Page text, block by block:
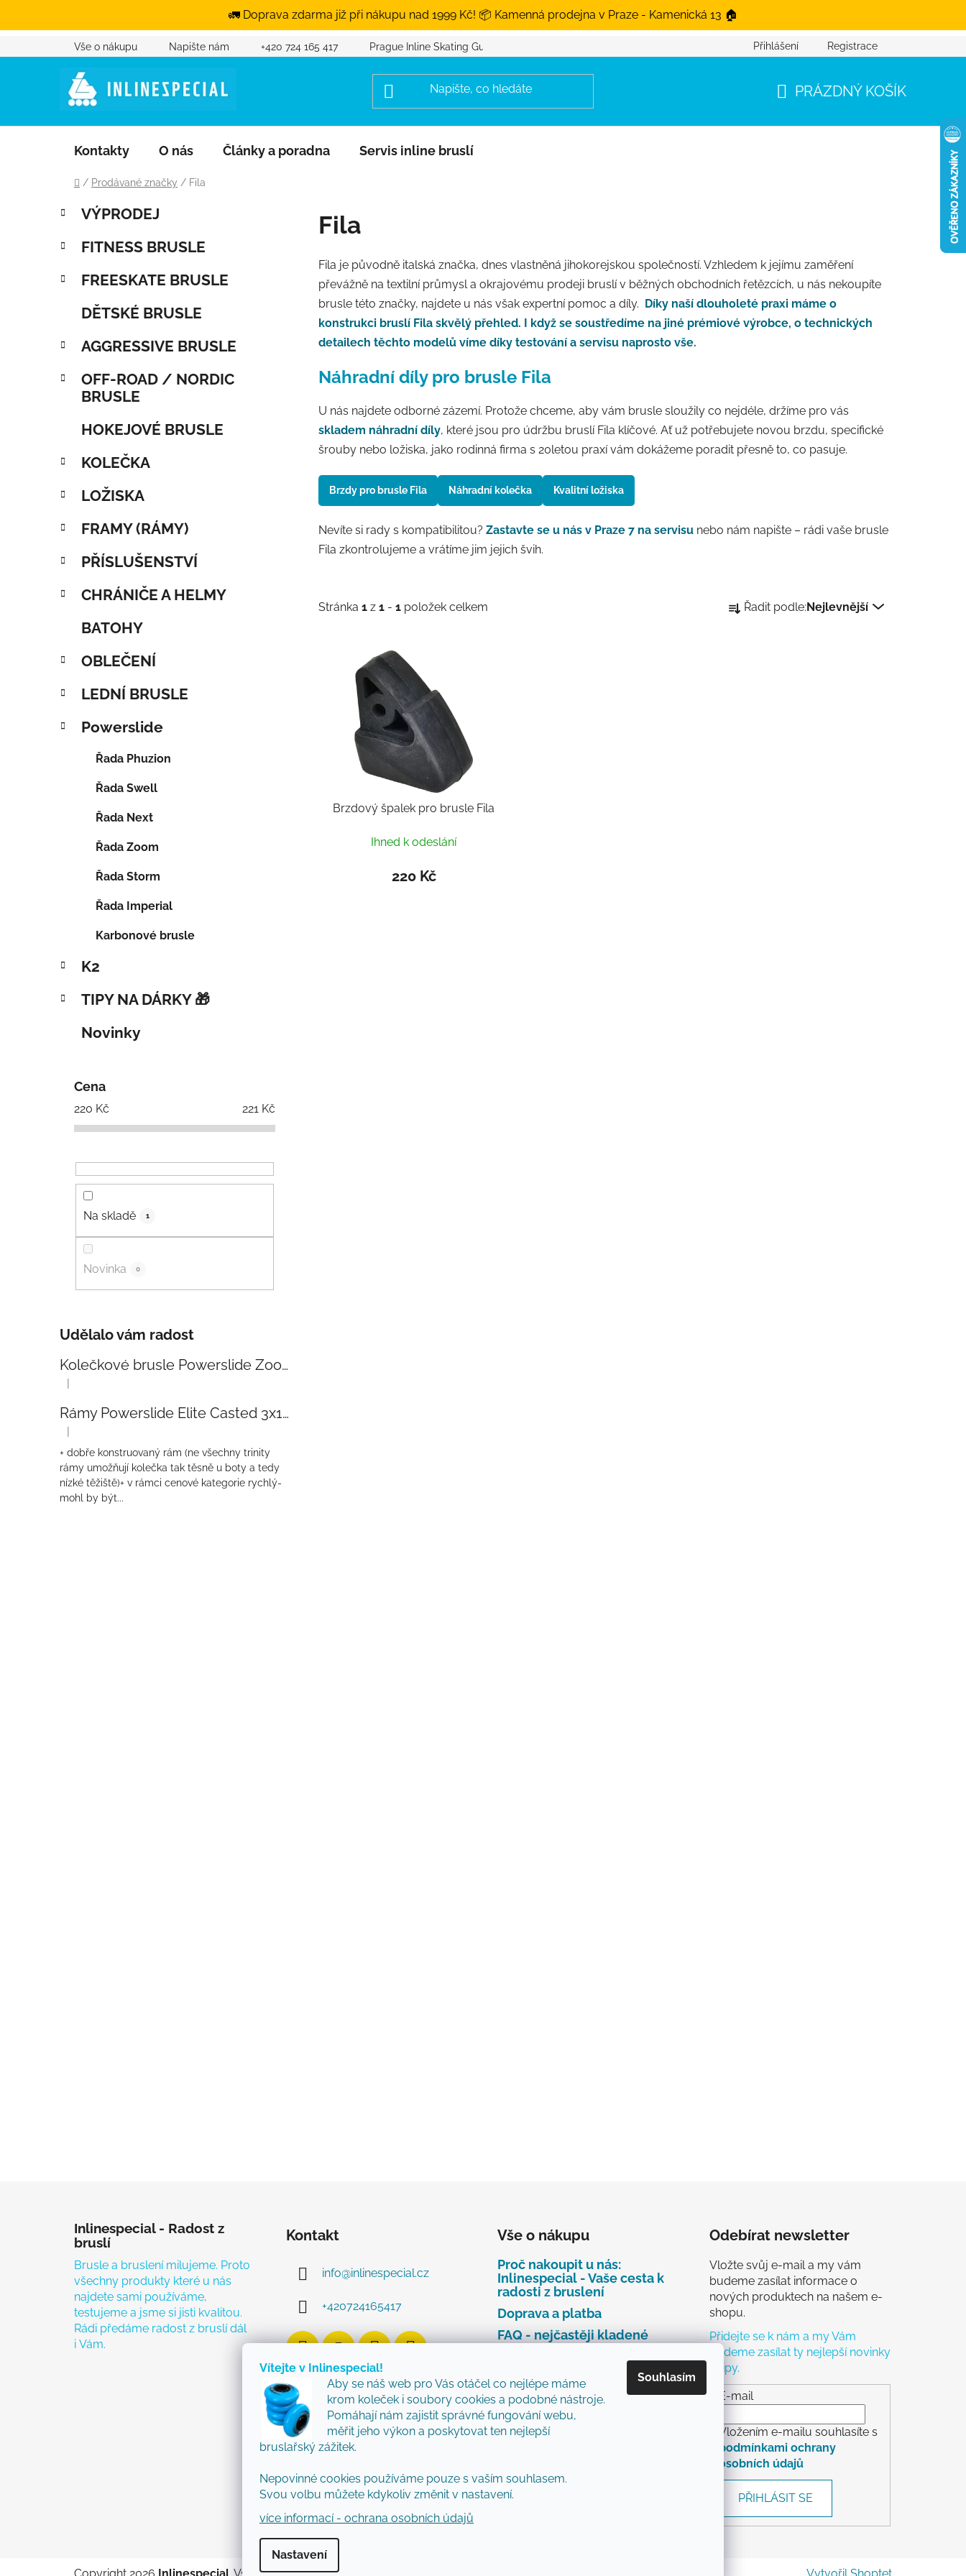
🚛 Doprava zdarma již při nákupu nad 1999 Kč! 📦 Kamenná prodejna v Praze - Kamenická 13 🏠
Vítejte v Inlinespecial!
Aby se náš web pro Vás otáčel co nejlépe máme
krom koleček i soubory cookies a podobné nástroje.
Pomáhají nám zajistit správné fungování webu,
měřit jeho výkon a poskytovat ten nejlepší
bruslařský zážitek.
Nepovinné cookies používáme pouze s vaším souhlasem.
Svou volbu můžete kdykoliv změnit v nastavení.
více informací - ochrana osobních údajů
Nastavení
Souhlasím
Přejít na obsah
Vše o nákupu Napište nám +420 724 165 417 Prague Inline Skating Guide Přihlášení Registrace
PRÁZDNÝ KOŠÍK
Kontakty O nás Články a poradna Servis inline bruslí
Domů
/ Prodávané značky / Fila
Postranní panel
Přeskočit kategorie
Kategorie
VÝPRODEJ
FITNESS BRUSLE
FREESKATE BRUSLE
DĚTSKÉ BRUSLE
AGGRESSIVE BRUSLE
OFF-ROAD / NORDIC
BRUSLE
HOKEJOVÉ BRUSLE
KOLEČKA
LOŽISKA
FRAMY (RÁMY)
PŘÍSLUŠENSTVÍ
CHRÁNIČE A HELMY
BATOHY
OBLEČENÍ
LEDNÍ BRUSLE
Powerslide
Řada Phuzion
Řada Swell
Řada Next
Řada Zoom
Řada Storm
Řada Imperial
Karbonové brusle
K2
TIPY NA DÁRKY 🎁
Novinky
Cena
220 Kč 221 Kč
Na skladě 1
Novinka 0
Udělalo vám radost
Kolečkové brusle Powerslide Zoom Baby Blue 80
Hodnocení produktu je 5 z 5 hvězdiček.
|
Rámy Powerslide Elite Casted 3x110 Trinity 270mm
Hodnocení produktu je 4 z 5 hvězdiček.
|
+ dobře konstruovaný rám (ne všechny trinity
rámy umožňují kolečka tak těsně u boty a tedy
nízké těžiště)+ v rámci cenové kategorie rychlý-
mohl by být...
Fila
Fila je původně italská značka, dnes vlastněná jihokorejskou společností. Vzhledem k jejímu zaměření
převážně na textilní průmysl a okrajovému prodeji bruslí v běžných obchodních řetězcích, u nás nekoupíte
brusle této značky, najdete u nás však expertní pomoc a díly. Díky naší dlouholeté praxi máme o
konstrukci bruslí Fila skvělý přehled. I když se soustředíme na jiné prémiové výrobce, o technických
detailech těchto modelů víme díky testování a servisu naprosto vše.
Náhradní díly pro brusle Fila
U nás najdete odborné zázemí. Protože chceme, aby vám brusle sloužily co nejdéle, držíme pro vás
skladem náhradní díly, které jsou pro údržbu bruslí Fila klíčové. Ať už potřebujete novou brzdu, specifické
šrouby nebo ložiska, jako rodinná firma s 20letou praxí vám dokážeme poradit přesně to, co pasuje.
Brzdy pro brusle Fila Náhradní kolečka Kvalitní ložiska
Nevíte si rady s kompatibilitou? Zastavte se u nás v Praze 7 na servisu nebo nám napište – rádi vaše brusle
Fila zkontrolujeme a vrátíme jim jejich švih.
Stránka 1 z 1 - 1 položek celkem
Řazení produktů
Řadit podle:Nejlevnější
Výpis produktů
Brzdový špalek pro brusle Fila
Ihned k odeslání
220 Kč
Inlinespecial - Radost z
bruslí
Brusle a bruslení milujeme. Proto
všechny produkty které u nás
najdete sami používáme,
testujeme a jsme si jisti kvalitou.
Rádi předáme radost z bruslí dál
i Vám.
Kontakt
info@inlinespecial.cz
+420724165417
Vše o nákupu
Proč nakoupit u nás:
Inlinespecial - Vaše cesta k
radosti z bruslení
Doprava a platba
FAQ - nejčastěji kladené
dotazy
Najdete u nás tyto značky
Zásady ochrany osobních
údajů
Obchodní podmínky
nebo výměnu zboží
Odebírat newsletter
Vložte svůj e-mail a my vám
budeme zasílat informace o
nových produktech na našem e-
shopu.
Přidejte se k nám a my Vám
budeme zasílat ty nejlepší novinky
a tipy.
E-mail
Vložením e-mailu souhlasíte s
podmínkami ochrany
osobních údajů
PŘIHLÁSIT SE